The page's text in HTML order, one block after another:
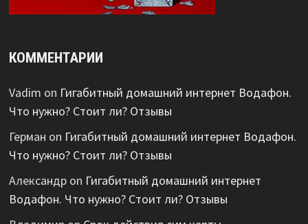
КОММЕНТАРИИ
Vadim on Гигабитный домашний интернет Водафон.
Что нужно? Стоит ли? Отзывы
Герман on Гигабитный домашний интернет Водафон.
Что нужно? Стоит ли? Отзывы
Александрon Гигабитный домашний интернет
Водафон. Что нужно? Стоит ли? Отзывы